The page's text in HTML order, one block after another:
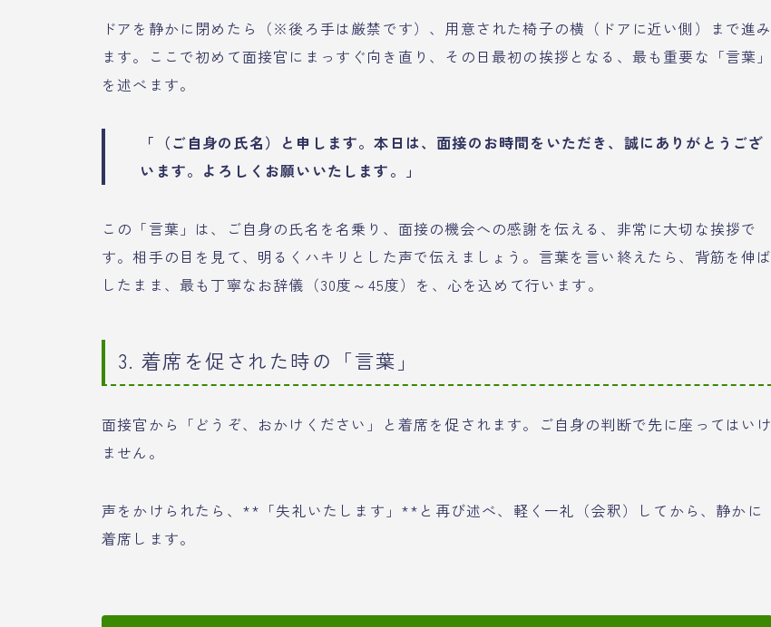
ドアを静かに閉めたら（※後ろ手は厳禁です）、用意された椅子の横（ドアに近い側）まで進み
ます。ここで初めて面接官にまっすぐ向き直り、その日最初の挨拶となる、最も重要な「言葉」
を述べます。
「（ご自身の氏名）と申します。本日は、面接のお時間をいただき、誠にありがとうござ
います。よろしくお願いいたします。」
この「言葉」は、ご自身の氏名を名乗り、面接の機会への感謝を伝える、非常に大切な挨拶で
す。相手の目を見て、明るくハキリとした声で伝えましょう。言葉を言い終えたら、背筋を伸ば
したまま、最も丁寧なお辞儀（30度～45度）を、心を込めて行います。
3. 着席を促された時の「言葉」
面接官から「どうぞ、おかけください」と着席を促されます。ご自身の判断で先に座ってはいけ
ません。
声をかけられたら、**「失礼いたします」**と再び述べ、軽く一礼（会釈）してから、静かに
着席します。